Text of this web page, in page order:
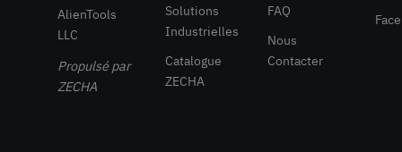
AlienTools
LLC
Propulsé par
ZECHA
Solutions
Industrielles
Catalogue
ZECHA
FAQ
Nous
Contacter